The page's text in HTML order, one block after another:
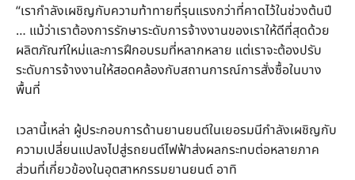
“เรากำลังเผชิญกับความท้าทายที่รุนแรงกว่าที่คาดไว้ในช่วงต้นปี
… แม้ว่าเราต้องการรักษาระดับการจ้างงานของเราให้ดีที่สุดด้วย
ผลิตภัณฑ์ใหม่และการฝึกอบรมที่หลากหลาย แต่เราจะต้องปรับ
ระดับการจ้างงานให้สอดคล้องกับสถานการณ์การสั่งซื้อในบาง
พื้นที่
เวลานี้เหล่า ผู้ประกอบการด้านยานยนต์ในเยอรมนีกำลังเผชิญกับ
ความเปลี่ยนแปลงไปสู่รถยนต์ไฟฟ้าส่งผลกระทบต่อหลายภาค
ส่วนที่เกี่ยวข้องในอุตสาหกรรมยานยนต์ อาทิ